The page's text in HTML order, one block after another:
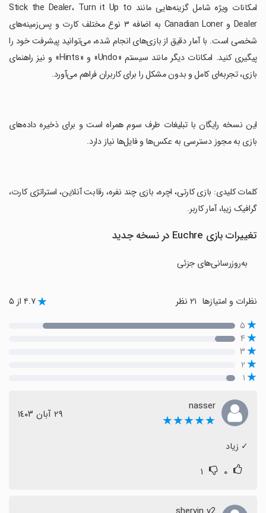
‏امکانات ویژه شامل گزینه‌هایی مانند Stick the Dealer، Turn it Up to
Dealer و Canadian Loner به اضافه ۳ نوع مختلف کارت و پس‌زمینه‌های
شخصی است. با آمار دقیق از بازی‌های انجام شده، می‌توانید پیشرفت خود را
پیگیری کنید. امکانات دیگر مانند سیستم «Undo» و «Hints» و نیز راهنمای
بازی، تجربه‌ای کامل و بدون مشکل را برای کاربران فراهم می‌آورد.
‏این نسخه رایگان با تبلیغات طرف سوم همراه است و برای ذخیره داده‌های
بازی به مجوز دسترسی به عکس‌ها و فایل‌ها نیاز دارد.
‏کلمات کلیدی: بازی کارتی، اچره، بازی چند نفره، رقابت آنلاین، استراتژی کارت،
گرافیک زیبا، آمار کاربر.
تغییرات بازی Euchre در نسخه جدید
به‌روزرسانی‌های جزئی
نظرات و امتیازها ۴.۷ از ۵
۵
۴
۳
۲
۱
nasser
★★★★★ ٢٩ آبان ١٤٠٣
‏✓ زیاد
۰ ۱